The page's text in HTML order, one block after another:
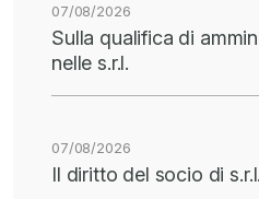
07/08/2026
Sulla qualifica di
nelle s.r.l.
07/08/2026
Il diritto del socio di